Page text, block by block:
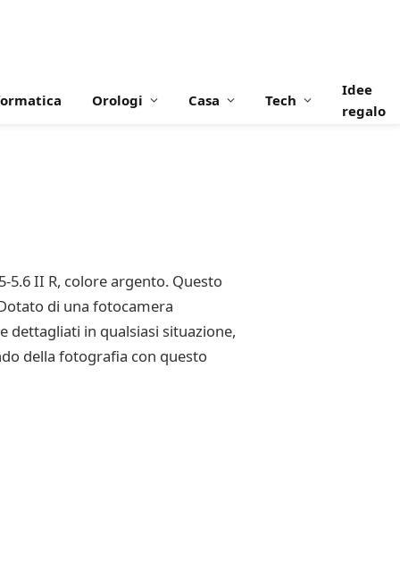
Orologi Casa Tech
Idee
regalo
5.6 II R, colore argento. Questo
di una fotocamera
dettagliati in qualsiasi situazione,
della fotografia con questo